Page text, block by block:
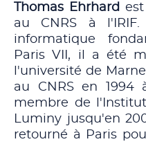
Thomas Ehrhard
au CNRS à
informatique
Paris VII, il a été
l'université de
au CNRS en
membre de
Luminy jusqu'en
retourné à Paris